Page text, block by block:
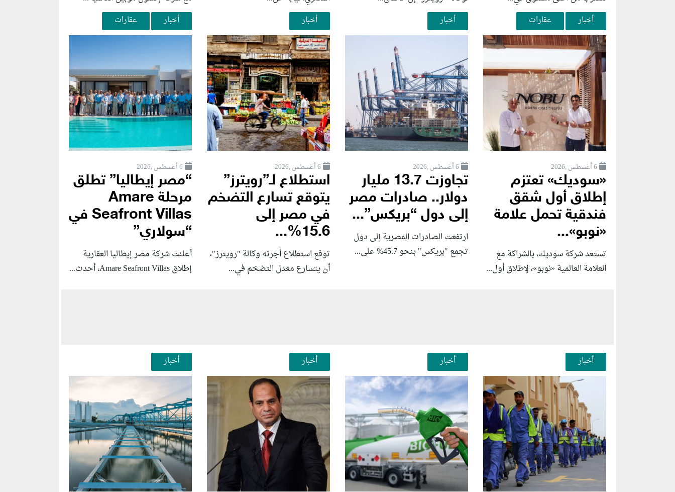
أخبار
عقارات
6 أغسطس ,2026
«سوديك» تعتزم
إطلاق أول شقق
فندقية تحمل علامة
«نوبو»...
تستعد شركة سوديك، بالشراكة مع
العلامة العالمية «نوبو»، لإطلاق أول...
أخبار
6 أغسطس ,2026
تجاوزت 13.7 مليار
دولار.. صادرات مصر
إلى دول “بريكس”...
ارتفعت الصادرات المصرية إلى دول
تجمع "بريكس" بنحو 45.7% على...
أخبار
6 أغسطس ,2026
استطلاع لـ”رويترز”
يتوقع تسارع التضخم
في مصر إلى
15.6%...
توقع استطلاع أجرته وكالة "رويترز"،
أن يتسارع ‌معدل التضخم في...
أخبار عقارات
6 أغسطس ,2026
“مصر إيطاليا” تطلق
مرحلة Amare
Seafront Villas في
“سولاري”
أعلنت شركة مصر إيطاليا العقارية
إطلاق Amare Seafront Villas، أحدث...
أخبار أخبار أخبار أخبار